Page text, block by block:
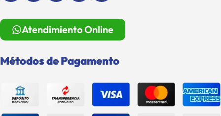
Atendimiento Online
Métodos de Pagamento